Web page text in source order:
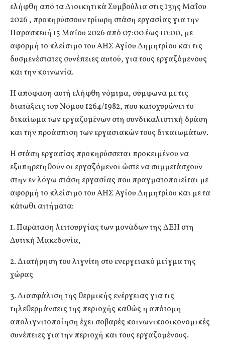
ελήφθη από τα Διοικητικά Συμβούλια στις 13ης Μαΐου
2026 , προκηρύσσουν τρίωρη στάση εργασίας για την
Παρασκευή 15 Μαΐου 2026 από 07:00 έως 10:00, με
αφορμή το κλείσιμο του ΑΗΣ Αγίου Δημητρίου και τις
δυσμενέστατες συνέπειες αυτού, για τους εργαζόμενους
και την κοινωνία.
Η απόφαση αυτή ελήφθη νόμιμα, σύμφωνα με τις
διατάξεις του Νόμου 1264/1982, που κατοχυρώνει το
δικαίωμα των εργαζομένων στη συνδικαλιστική δράση
και την προάσπιση των εργασιακών τους δικαιωμάτων.
Η στάση εργασίας προκηρύσσεται προκειμένου να
εξυπηρετηθούν οι εργαζόμενοι ώστε να συμμετάσχουν
στην εν λόγω στάση εργασίας που πραγματοποιείται με
αφορμή το κλείσιμο του ΑΗΣ Αγίου Δημητρίου και με τα
κάτωθι αιτήματα:
1. Παράταση λειτουργίας των μονάδων της ΔΕΗ στη
Δυτική Μακεδονία,
2. Διατήρηση του λιγνίτη στο ενεργειακό μείγμα της
χώρας
3. Διασφάλιση της θερμικής ενέργειας για τις
τηλεθερμάνσεις της περιοχής καθώς η απότομη
απολιγνιτοποίηση έχει σοβαρές κοινωνικοοικονομικές
συνέπειες για την περιοχή και τους εργαζομένους.